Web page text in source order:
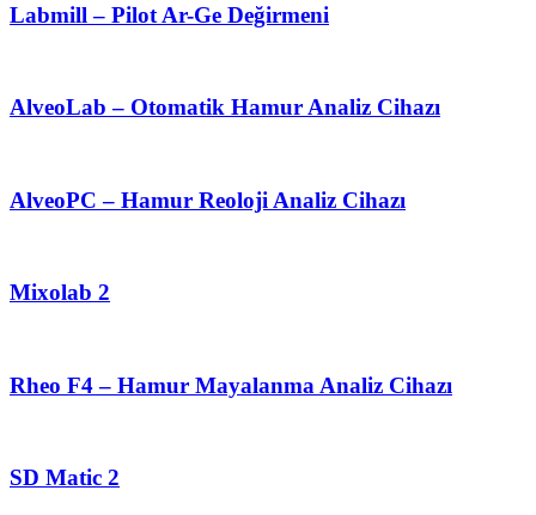
Labmill – Pilot Ar-Ge Değirmeni
AlveoLab – Otomatik Hamur Analiz Cihazı
AlveoPC – Hamur Reoloji Analiz Cihazı
Mixolab 2
Rheo F4 – Hamur Mayalanma Analiz Cihazı
SD Matic 2